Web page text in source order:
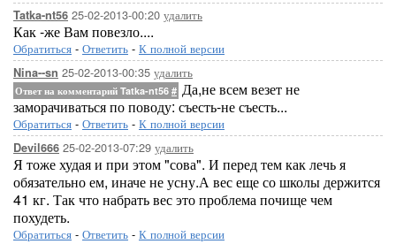
Tatka-nt56 25-02-2013-00:20 удалить
Как -же Вам повезло....
Обратиться - Ответить - К полной версии
Nina--sn 25-02-2013-00:35 удалить
Ответ на комментарий Tatka-nt56 # Да,не всем везет не
заморачиваться по поводу: съесть-не съесть...
Обратиться - Ответить - К полной версии
Devil666 25-02-2013-07:29 удалить
Я тоже худая и при этом "сова". И перед тем как лечь я
обязательно ем, иначе не усну.А вес еще со школы держится
41 кг. Так что набрать вес это проблема почище чем
похудеть.
Обратиться - Ответить - К полной версии